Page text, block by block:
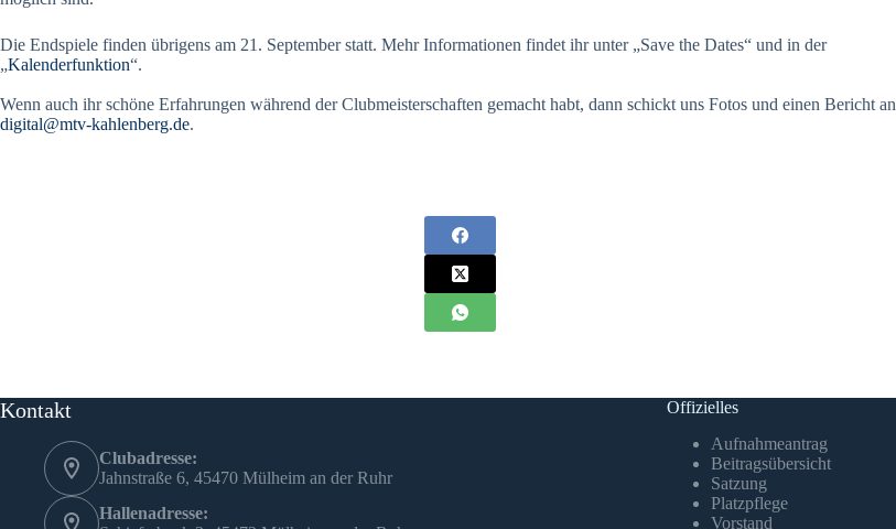
Die Endspiele finden übrigens am 21. September statt. Mehr Informationen findet ihr unter „Save the Dates“ und in der
„Kalenderfunktion“.
Wenn auch ihr schöne Erfahrungen während der Clubmeisterschaften gemacht habt, dann schickt uns Fotos und einen Bericht an
digital@mtv-kahlenberg.de.
Kontakt
Clubadresse:
Jahnstraße 6, 45470 Mülheim an der Ruhr
Hallenadresse:
Offizielles
Aufnahmeantrag
Beitragsübersicht
Satzung
Platzpflege
Vorstand